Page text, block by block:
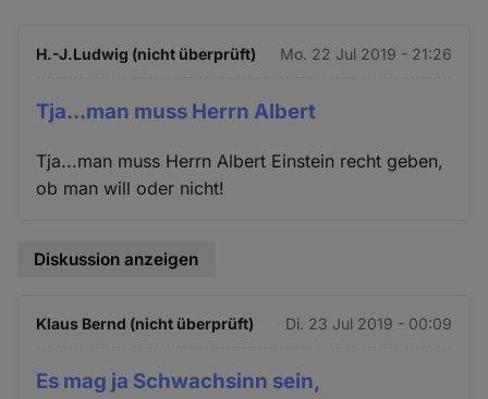
H.-J.Ludwig (nicht überprüft) Mo. 22 Jul 2019 - 21:26
Tja...man muss Herrn Albert
Tja...man muss Herrn Albert Einstein recht geben,
ob man will oder nicht!
Diskussion anzeigen
Klaus Bernd (nicht überprüft) Di. 23 Jul 2019 - 00:09
Es mag ja Schwachsinn sein,